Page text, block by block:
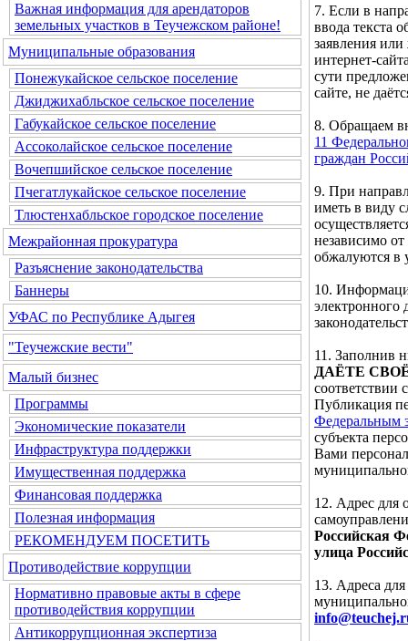
Важная информация для арендаторов
земельных участков в Теучежском районе!
Муниципальные образования
Понежукайское сельское поселение
Джиджихабльское сельское поселение
Габукайское сельское поселение
Ассоколайское сельское поселение
Вочепшийское сельское поселение
Пчегатлукайское сельское поселение
Тлюстенхабльское городское поселение
Межрайонная прокуратура
Разъяснение законодательства
Баннеры
УФАС по Республике Адыгея
"Теучежские вести"
Малый бизнес
Программы
Экономические показатели
Инфраструктура поддержки
Имущественная поддержка
Финансовая поддержка
Полезная информация
РЕКОМЕНДУЕМ ПОСЕТИТЬ
Противодействие коррупции
Нормативно правовые акты в сфере
противодействия коррупции
Антикоррупционная экспертиза
7. Если в
ввода текста
заявления
интернет-
сути
сайте, не
8. Обращаем
11
граждан
9. При
иметь в виду
независимо
обжалуются в
10.
электронного
11. Заполнив
ДАЁТЕ
соответствии
Публикация
Федеральным
субъекта
Вами
12. Адрес для
Российская
улица
13. Адреса